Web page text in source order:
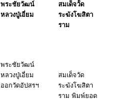
พระชัยวัฒน์
หลวงปู่เอี่ยม
พระชัยวัฒน์
หลวงปู่เอี่ยม
ออกวัดอัปสรฯ
สมเด็จวััด
ระฆังโฆสิตา
ราม
สมเด็จวัด
ระฆังโฆสิตา
ราม พิมพ์ยอด